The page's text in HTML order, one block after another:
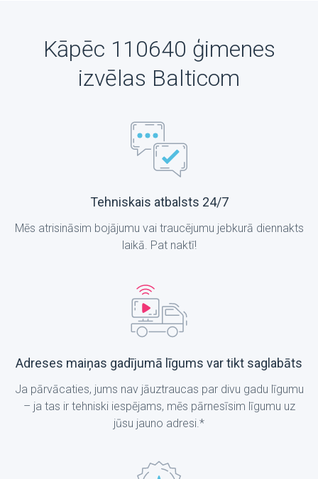
Kāpēc 110640 ģimenes
izvēlas Balticom
Tehniskais atbalsts 24/7
Mēs atrisināsim bojājumu vai traucējumu jebkurā diennakts
laikā. Pat naktī!
Adreses maiņas gadījumā līgums var tikt saglabāts
Ja pārvācaties, jums nav jāuztraucas par divu gadu līgumu
– ja tas ir tehniski iespējams, mēs pārnesīsim līgumu uz
jūsu jauno adresi.*